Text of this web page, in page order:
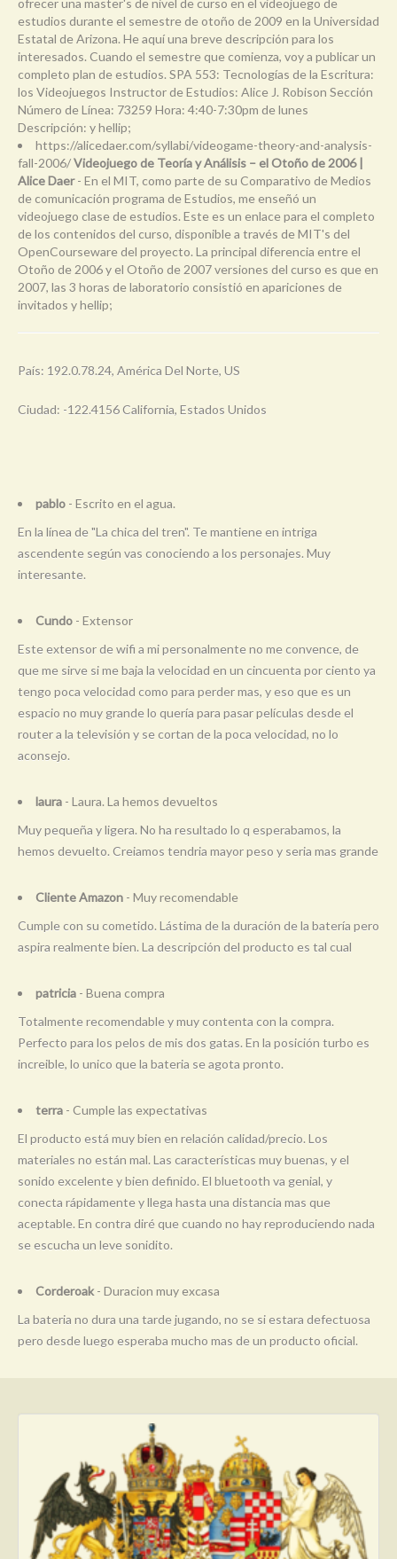
estudios durante el semestre de otoño de 2009 en la Universidad
Estatal de Arizona. He aquí una breve descripción para los
interesados. Cuando el semestre que comienza, voy a publicar un
completo plan de estudios. SPA 553: Tecnologías de la Escritura:
los Videojuegos Instructor de Estudios: Alice J. Robison Sección
Número de Línea: 73259 Hora: 4:40-7:30pm de lunes
Descripción: y hellip;
https://alicedaer.com/syllabi/videogame-theory-and-analysis-
fall-2006/Videojuego de Teoría y Análisis – el Otoño de 2006 |
Alice Daer- En el MIT, como parte de su Comparativo de Medios
de comunicación programa de Estudios, me enseñó un
videojuego clase de estudios. Este es un enlace para el completo
de los contenidos del curso, disponible a través de MIT's del
OpenCourseware del proyecto. La principal diferencia entre el
Otoño de 2006 y el Otoño de 2007 versiones del curso es que en
2007, las 3 horas de laboratorio consistió en apariciones de
invitados y hellip;
País: 192.0.78.24, América Del Norte, US
Ciudad: -122.4156 California, Estados Unidos
pablo - Escrito en el agua.
En la línea de "La chica del tren". Te mantiene en intriga
ascendente según vas conociendo a los personajes. Muy
interesante.
Cundo - Extensor
Este extensor de wifi a mi personalmente no me convence, de
que me sirve si me baja la velocidad en un cincuenta por ciento ya
tengo poca velocidad como para perder mas, y eso que es un
espacio no muy grande lo quería para pasar películas desde el
router a la televisión y se cortan de la poca velocidad, no lo
aconsejo.
laura - Laura. La hemos devueltos
Muy pequeña y ligera. No ha resultado lo q esperabamos, la
hemos devuelto. Creiamos tendria mayor peso y seria mas grande
Cliente Amazon - Muy recomendable
Cumple con su cometido. Lástima de la duración de la batería pero
aspira realmente bien. La descripción del producto es tal cual
patricia - Buena compra
Totalmente recomendable y muy contenta con la compra.
Perfecto para los pelos de mis dos gatas. En la posición turbo es
increible, lo unico que la bateria se agota pronto.
terra - Cumple las expectativas
El producto está muy bien en relación calidad/precio. Los
materiales no están mal. Las características muy buenas, y el
sonido excelente y bien definido. El bluetooth va genial, y
conecta rápidamente y llega hasta una distancia mas que
aceptable. En contra diré que cuando no hay reproduciendo nada
se escucha un leve sonidito.
Corderoak - Duracion muy excasa
La bateria no dura una tarde jugando, no se si estara defectuosa
pero desde luego esperaba mucho mas de un producto oficial.